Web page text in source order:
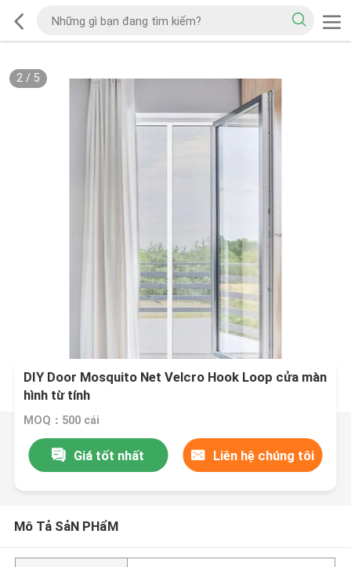
2/ 5
DIY Door Mosquito Net Velcro Hook Loop cửa màn
hình từ tính
MOQ：500 cái
Giá tốt nhất Liên hệ chúng tôi
Mô Tả SảN PHẩM